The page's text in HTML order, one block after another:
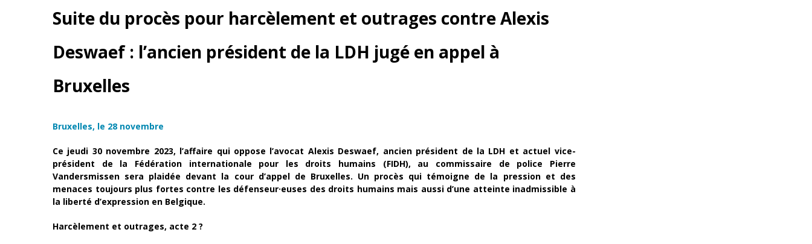
Suite du procès pour harcèlement et outrages contre Alexis
Deswaef : l’ancien président de la LDH jugé en appel à
Bruxelles
Bruxelles, le 28 novembre
Ce jeudi 30 novembre 2023, l’affaire qui oppose l’avocat Alexis Deswaef, ancien président de la LDH et actuel vice-
président de la Fédération internationale pour les droits humains (FIDH), au commissaire de police Pierre
Vandersmissen sera plaidée devant la cour d’appel de Bruxelles. Un procès qui témoigne de la pression et des
menaces toujours plus fortes contre les défenseur·euses des droits humains mais aussi d’une atteinte inadmissible à
la liberté d’expression en Belgique.
Harcèlement et outrages, acte 2 ?